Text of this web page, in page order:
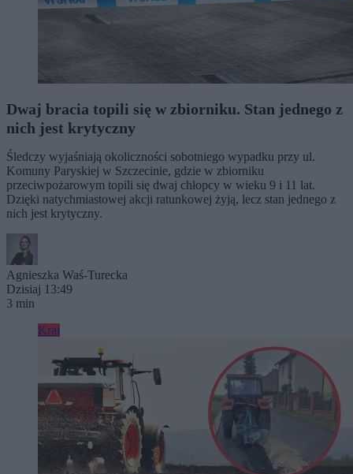
Dwaj bracia topili się w zbiorniku. Stan jednego z
nich jest krytyczny
Śledczy wyjaśniają okoliczności sobotniego wypadku przy ul.
Komuny Paryskiej w Szczecinie, gdzie w zbiorniku
przeciwpożarowym topili się dwaj chłopcy w wieku 9 i 11 lat.
Dzięki natychmiastowej akcji ratunkowej żyją, lecz stan jednego z
nich jest krytyczny.
Agnieszka Waś-Turecka
Dzisiaj 13:49
3 min
Kraj